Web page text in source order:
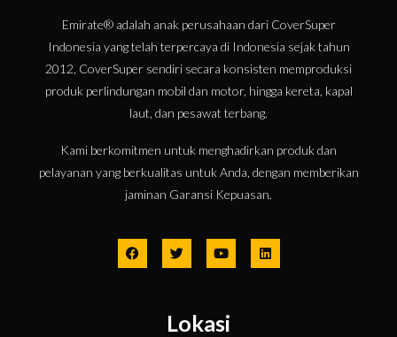
Emirate® adalah anak perusahaan dari CoverSuper
Indonesia yang telah terpercaya di Indonesia sejak tahun
2012, CoverSuper sendiri secara konsisten memproduksi
produk perlindungan mobil dan motor, hingga kereta, kapal
laut, dan pesawat terbang.
Kami berkomitmen untuk menghadirkan produk dan
pelayanan yang berkualitas untuk Anda, dengan memberikan
jaminan Garansi Kepuasan.
Lokasi